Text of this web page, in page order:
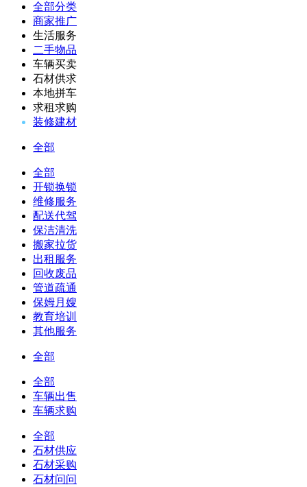
全部分类
商家推广
生活服务
二手物品
车辆买卖
石材供求
本地拼车
求租求购
装修建材
全部
全部
开锁换锁
维修服务
配送代驾
保洁清洗
搬家拉货
出租服务
回收废品
管道疏通
保姆月嫂
教育培训
其他服务
全部
全部
车辆出售
车辆求购
全部
石材供应
石材采购
石材问问